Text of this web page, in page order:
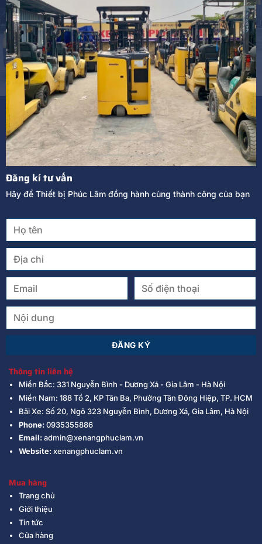
Đăng kí tư vấn
Hãy để Thiết bị Phúc Lâm đồng hành cùng thành công của bạn
Thông tin liên hệ
Miền Bắc: 331 Nguyễn Bình - Dương Xá - Gia Lâm - Hà Nội
Miền Nam: 188 Tổ 2, KP Tân Ba, Phường Tân Đông Hiệp, TP. HCM
Bãi Xe: Số 20, Ngõ 323 Nguyễn Bình, Dương Xá, Gia Lâm, Hà Nội
Phone:0935355886
Email:admin@xenangphuclam.vn
Website:xenangphuclam.vn
Mua hàng
Trang chủ
Giới thiệu
Tin tức
Cửa hàng